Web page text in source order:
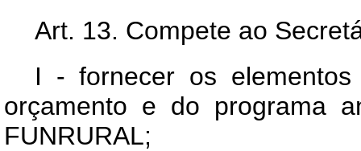
Art. 13. Compete ao
I - fornecer os
orçamento e do programa
FUNRURAL;